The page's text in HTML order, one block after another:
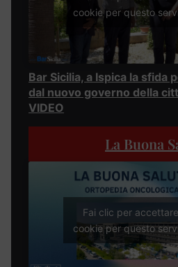
cookie per questo
Bar Sicilia, a Ispica la sfida
dal nuovo governo della
VIDEO
La Buona
Fai clic per
cookie per questo